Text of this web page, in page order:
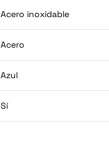
Acero inoxidable
Acero
Azul
Sí